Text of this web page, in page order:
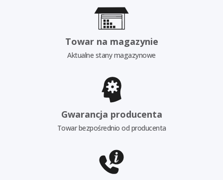
Towar na magazynie
Aktualne stany magazynowe
Gwarancja producenta
Towar bezpośrednio od producenta